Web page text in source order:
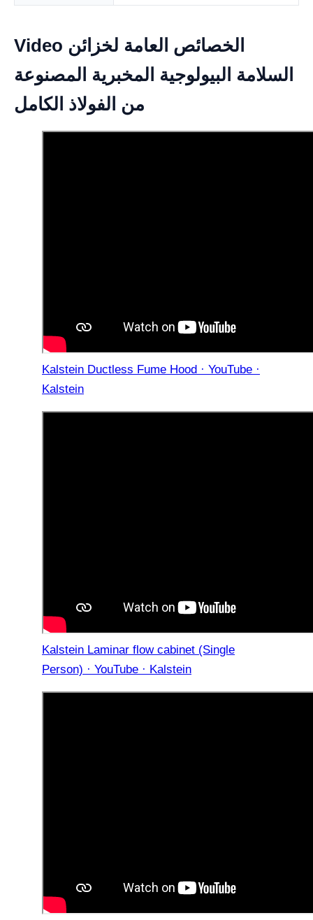
Video الخصائص العامة لخزائن
السلامة البيولوجية المخبرية المصنوعة
من الفولاذ الكامل
Kalstein Ductless Fume Hood · YouTube ·
Kalstein
Kalstein Laminar flow cabinet (Single
Person) · YouTube · Kalstein